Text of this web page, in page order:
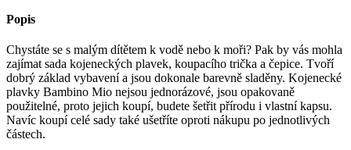
Popis
Chystáte se s malým dítětem k vodě nebo k moři? Pak by vás mohla
zajímat sada kojeneckých plavek, koupacího trička a čepice. Tvoří
dobrý základ vybavení a jsou dokonale barevně sladěny. Kojenecké
plavky Bambino Mio nejsou jednorázové, jsou opakovaně
použitelné, proto jejich koupí, budete šetřit přírodu i vlastní kapsu.
Navíc koupí celé sady také ušetříte oproti nákupu po jednotlivých
částech.